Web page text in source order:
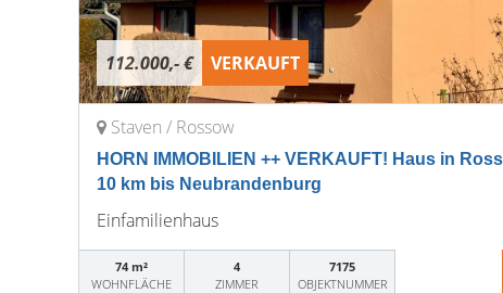
112.000,- € VERKAUFT
Staven / Rossow
HORN IMMOBILIEN ++ VERKAUFT! Haus in
10 km bis Neubrandenburg
Einfamilienhaus
74 m²
WOHNFLÄCHE
4
ZIMMER
7175
OBJEKTNUMMER